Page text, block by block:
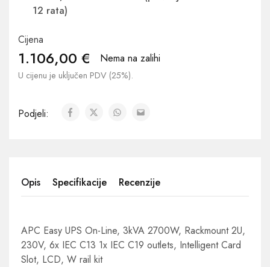
12 rata)
Cijena
1.106,00 € Nema na zalihi
U cijenu je uključen PDV (25%).
Podjeli:
Opis Specifikacije Recenzije
APC Easy UPS On-Line, 3kVA 2700W, Rackmount 2U,
230V, 6x IEC C13 1x IEC C19 outlets, Intelligent Card
Slot, LCD, W rail kit